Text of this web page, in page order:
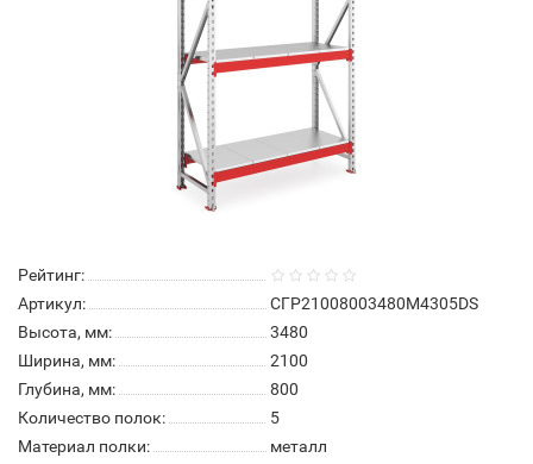
Рейтинг:
Артикул:
СГР21008003480M4305DS
Высота, мм:
3480
Ширина, мм:
2100
Глубина, мм:
800
Количество полок:
5
Материал полки:
металл